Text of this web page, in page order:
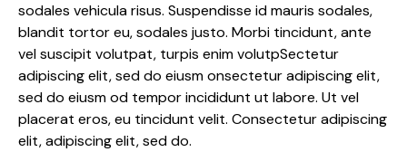
sodales vehicula risus. Suspendisse id mauris sodales,
blandit tortor eu, sodales justo. Morbi tincidunt, ante
vel suscipit volutpat, turpis enim volutpSectetur
adipiscing elit, sed do eiusm onsectetur adipiscing elit,
sed do eiusm od tempor incididunt ut labore. Ut vel
placerat eros, eu tincidunt velit. Consectetur adipiscing
elit, adipiscing elit, sed do.